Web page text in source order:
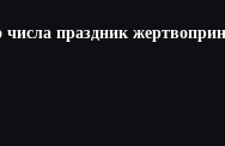
праздник